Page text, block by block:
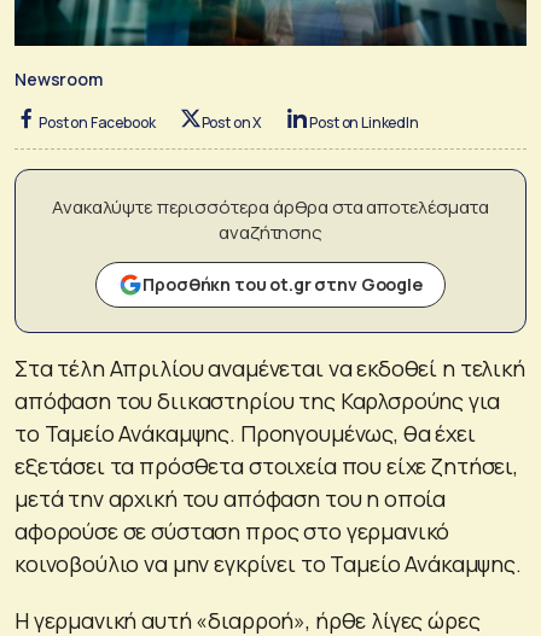
Newsroom
Post on Facebook Post on X Post on LinkedIn
Ανακαλύψτε περισσότερα άρθρα στα αποτελέσματα
αναζήτησης
Προσθήκη του ot.gr στην Google
Στα τέλη Απριλίου αναμένεται να εκδοθεί η τελική
απόφαση του διικαστηρίου της Καρλσρούης για
το Ταμείο Ανάκαμψης. Προηγουμένως, θα έχει
εξετάσει τα πρόσθετα στοιχεία που είχε ζητήσει,
μετά την αρχική του απόφαση του η οποία
αφορούσε σε σύσταση προς στο γερμανικό
κοινοβούλιο να μην εγκρίνει το Ταμείο Ανάκαμψης.
Η γερμανική αυτή «διαρροή», ήρθε λίγες ώρες